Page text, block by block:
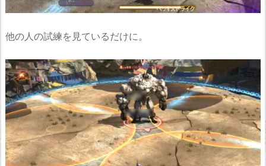
他の人の試練を見ているだけに。